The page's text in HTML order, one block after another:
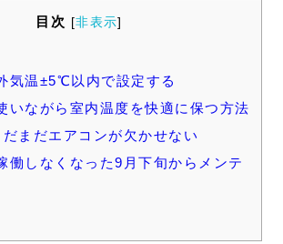
目次 [非表示]
気温±5℃以内で設定する
いながら室内温度を快適に保つ方法
まだエアコンが欠かせない
働しなくなった9月下旬からメンテ